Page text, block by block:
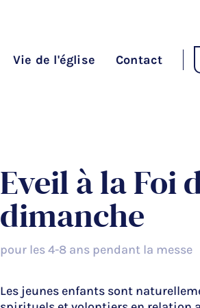
Vie de l'église Contact
Eveil à la Foi
dimanche
pour les 4-8 ans pendant la messe
Les jeunes enfants sont